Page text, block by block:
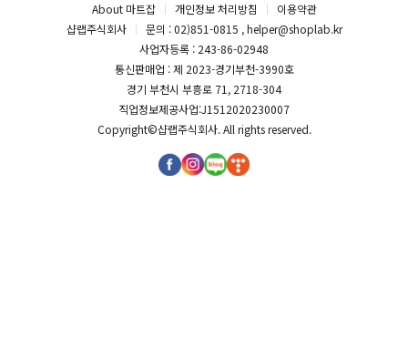
About 마트잡 개인정보 처리방침
이용약관
샵랩주식회사
문의 : 02)851-0815 , helper@shoplab.kr
사업자등록 : 243-86-02948
통신판매업 : 제 2023-경기부천-3990호
경기 부천시 부흥로 71, 2718-304
직업정보제공사업:J1512020230007
Copyright©샵랩주식회사. All rights reserved.